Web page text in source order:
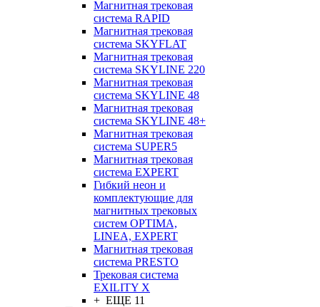
Магнитная трековая
система RAPID
Магнитная трековая
система SKYFLAT
Магнитная трековая
система SKYLINE 220
Магнитная трековая
система SKYLINE 48
Магнитная трековая
система SKYLINE 48+
Магнитная трековая
система SUPER5
Магнитная трековая
система EXPERT
Гибкий неон и
комплектующие для
магнитных трековых
систем OPTIMA,
LINEA, EXPERT
Магнитная трековая
система PRESTO
Трековая система
EXILITY X
+ ЕЩЕ 11